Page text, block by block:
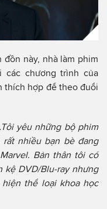
này, nhà làm phim
các chương trình của
thích hợp để theo đuổi
yêu những bộ phim
nhiều bạn bè đang
Bản thân tôi có
kệ DVD/Blu-ray nhưng
thể loại khoa học